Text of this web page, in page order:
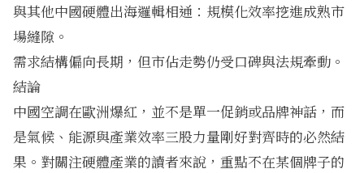
與其他中國硬體出海邏輯相通：規模化效率挖進成熟市
場縫隙。
需求結構偏向長期，但市佔走勢仍受口碑與法規牽動。
結論
中國空調在歐洲爆紅，並不是單一促銷或品牌神話，而
是氣候、能源與產業效率三股力量剛好對齊時的必然結
果。對關注硬體產業的讀者來說，重點不在某個牌子的